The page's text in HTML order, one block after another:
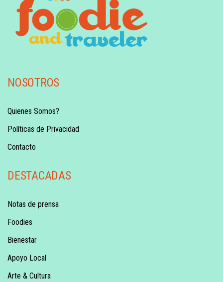
NOSOTROS
Quienes Somos?
Políticas de Privacidad
Contacto
DESTACADAS
Notas de prensa
Foodies
Bienestar
Apoyo Local
Arte & Cultura